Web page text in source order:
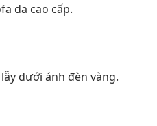
da cao cấp.
dưới ánh đèn vàng.